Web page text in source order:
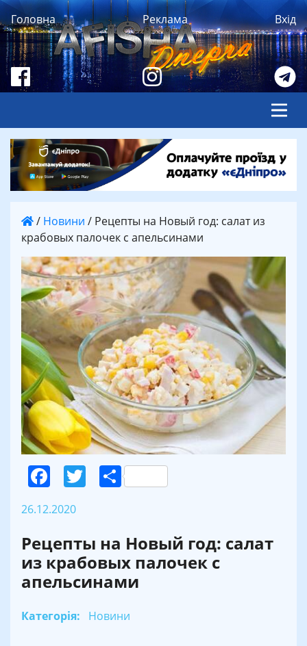
Головна Реклама Вхід
/ Новини / Рецепты на Новый год: салат из
крабовых палочек с апельсинами
Facebook
Twitter
Поділитися
26.12.2020
Рецепты на Новый год: салат
из крабовых палочек с
апельсинами
Категорія: Новини